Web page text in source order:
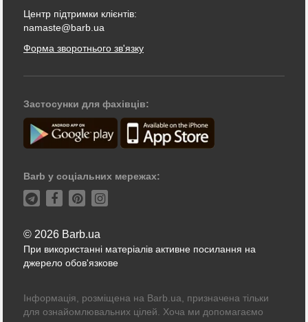
Центр підтримки клієнтів:
namaste@barb.ua
Форма зворотнього зв'язку
Застосунки для фахівців:
Barb у соціальних мережах:
© 2026 Barb.ua
При використанні матеріалів активне посилання на
джерело обов'язкове
Інформація, розміщена на Barb.ua, призначена тільки
для ознайомлювальних цілей. Хоча ми допомагаємо